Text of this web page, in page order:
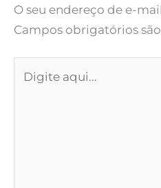
O seu endereço de e-
Campos obrigatórios
aqui...